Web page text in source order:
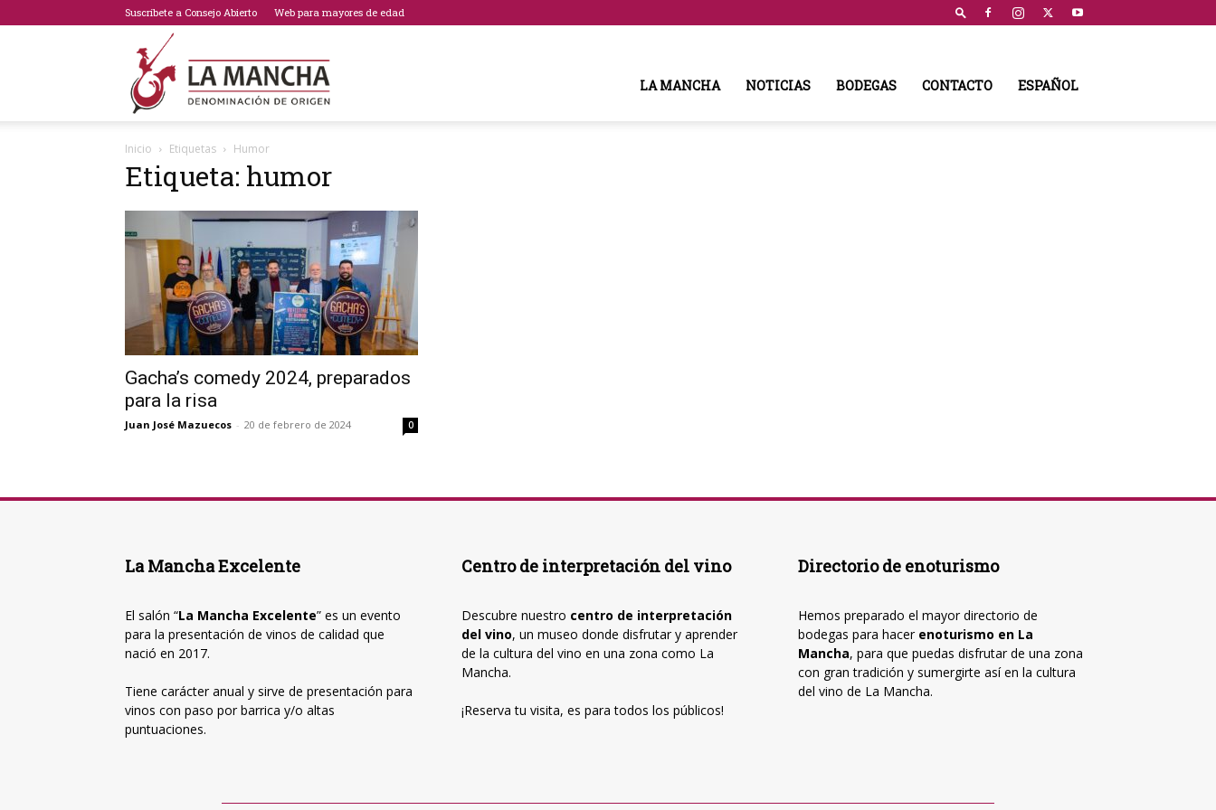
Suscríbete a Consejo Abierto Web para mayores de edad
La
Mancha
LA MANCHA NOTICIAS BODEGAS CONTACTO ESPAÑOL
Inicio Etiquetas Humor
Etiqueta: humor
Gacha’s comedy 2024, preparados
para la risa
Juan José Mazuecos - 20 de febrero de 2024 0
La Mancha Excelente
El salón “La Mancha Excelente” es un evento
para la presentación de vinos de calidad que
nació en 2017.
Tiene carácter anual y sirve de presentación para
vinos con paso por barrica y/o altas
puntuaciones.
Centro de interpretación del vino
Descubre nuestro centro de interpretación
del vino, un museo donde disfrutar y aprender
de la cultura del vino en una zona como La
Mancha.
¡Reserva tu visita, es para todos los públicos!
Directorio de enoturismo
Hemos preparado el mayor directorio de
bodegas para hacer enoturismo en La
Mancha, para que puedas disfrutar de una zona
con gran tradición y sumergirte así en la cultura
del vino de La Mancha.